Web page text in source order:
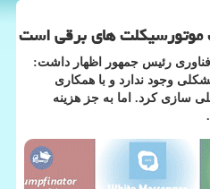
های برقی است
رئیس جمهور اظهار داشت:
وجود ندارد و با همکاری
سازی کرد. اما به جز هزینه